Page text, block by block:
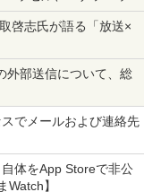
ミニレビュー 第165
啓志氏が語る「放送×
外部送信について、総
でメールおよび連絡先
体をApp Storeで非公
】